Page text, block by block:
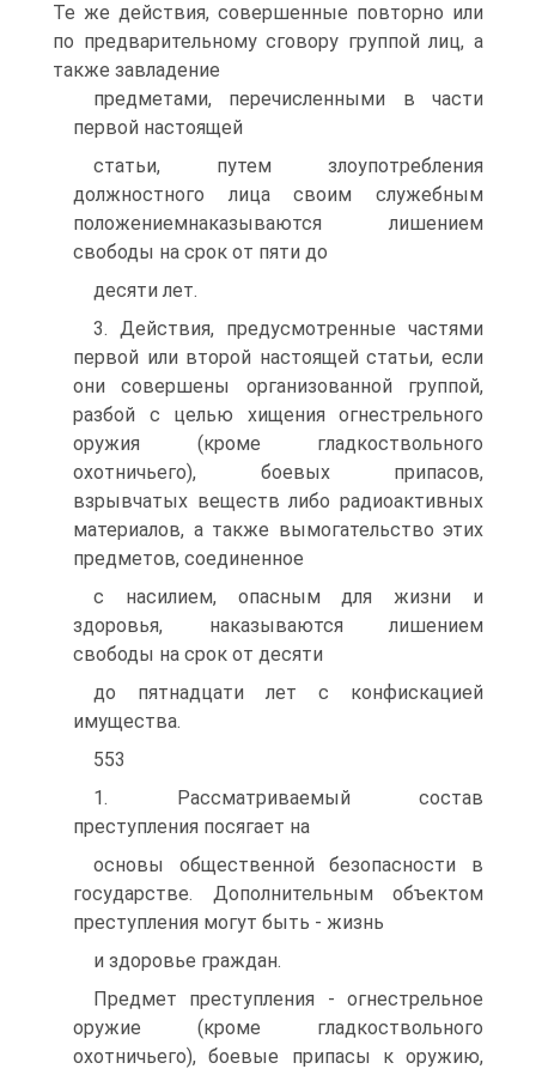
Те же действия, совершенные повторно или
по предварительному сговору группой лиц, а
также завладение
предметами, перечисленными в части
первой настоящей
статьи, путем злоупотребления
должностного лица своим служебным
положениемнаказываются лишением
свободы на срок от пяти до
десяти лет.
3. Действия, предусмотренные частями
первой или второй настоящей статьи, если
они совершены организованной группой,
разбой с целью хищения огнестрельного
оружия (кроме гладкоствольного
охотничьего), боевых припасов,
взрывчатых веществ либо радиоактивных
материалов, а также вымогательство этих
предметов, соединенное
с насилием, опасным для жизни и
здоровья, наказываются лишением
свободы на срок от десяти
до пятнадцати лет с конфискацией
имущества.
553
1. Рассматриваемый состав
преступления посягает на
основы общественной безопасности в
государстве. Дополнительным объектом
преступления могут быть - жизнь
и здоровье граждан.
Предмет преступления - огнестрельное
оружие (кроме гладкоствольного
охотничьего), боевые припасы к оружию,